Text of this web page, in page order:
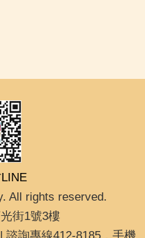
All rights reserved.
街1號3樓